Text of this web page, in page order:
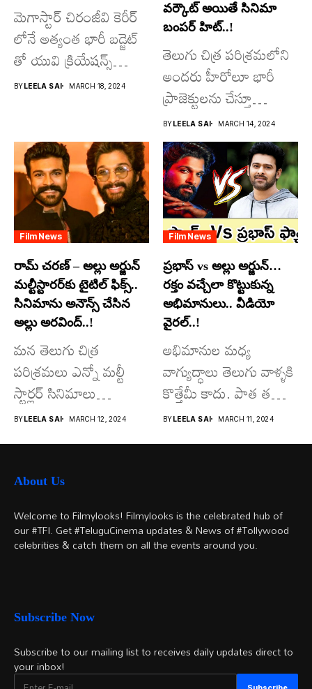
మెగాస్టార్ చిరంజీవి కెరీర్
లోనే అత్యంత భారీ బడ్జెట్
తో యువి క్రియేషన్స్
రూపొందిస్తున్న
BYLEELA SAI MARCH 18, 2024
వర్కౌట్ అయితే సినిమా
బంపర్ హిట్..!
తెలుగు చిత్ర పరిశ్రమలోని
అందరు హీరోలూ భారీ
ప్రాజెక్టులను చేస్తూ
దూసుకుపోతోన్నారు.
అందులో కొందరు
మాత్రమే...
BYLEELA SAI MARCH 14, 2024
Film News
రామ్ చరణ్ – అల్లు అర్జున్
మల్టీస్టారర్​కు టైటిల్ ఫిక్స్..
సినిమాను అనౌన్స్ చేసిన
అల్లు అరవింద్..!
మన తెలుగు చిత్ర
పరిశ్రమలు ఎన్నో మల్టీ
స్టార్లర్ సినిమాలు
వచ్చాయి.. కొన్ని సినిమాలు
అయితే...
BY LEELA SAI MARCH 12, 2024
Film News
ప్రభాస్ vs అల్లు అర్జున్…
రక్తం వచ్చేలా కొట్టుకున్న
అభిమానులు.. వీడియో
వైరల్..!
అభిమానుల మధ్య
వాగ్యుద్ధాలు తెలుగు వాళ్ళకి
కొత్తేమీ కాదు. పాత తరం
నటుల నుంచి నేటి...
BY LEELA SAI MARCH 11, 2024
About Us
Welcome to Filmylooks! Filmylooks is the celebrated hub of
our #TFI. Get #TeluguCinema updates & News of #Tollywood
celebrities & catch them on all the events around you.
Subscribe Now
Subscribe to our mailing list to receives daily updates direct to
your inbox!